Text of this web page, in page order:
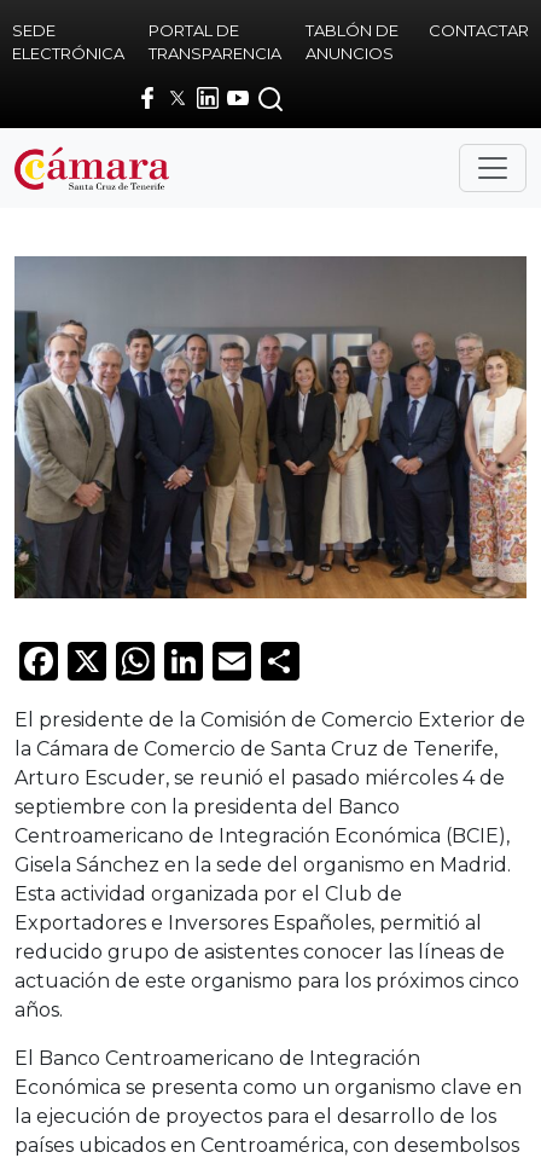
SEDE
ELECTRÓNICA
PORTAL DE
TRANSPARENCIA
TABLÓN DE
ANUNCIOS
CONTACTAR
Facebook
X WhatsApp
LinkedIn
Email
El presidente de la Comisión de Comercio Exterior de
la Cámara de Comercio de Santa Cruz de Tenerife,
Arturo Escuder, se reunió el pasado miércoles 4 de
septiembre con la presidenta del Banco
Centroamericano de Integración Económica (BCIE),
Gisela Sánchez en la sede del organismo en Madrid.
Esta actividad organizada por el Club de
Exportadores e Inversores Españoles, permitió al
reducido grupo de asistentes conocer las líneas de
actuación de este organismo para los próximos cinco
años.
El Banco Centroamericano de Integración
Económica se presenta como un organismo clave en
la ejecución de proyectos para el desarrollo de los
países ubicados en Centroamérica, con desembolsos